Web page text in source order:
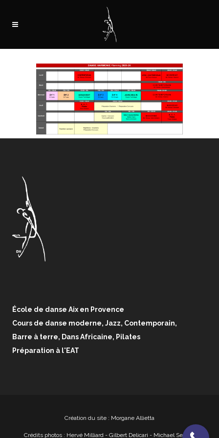
École de danse Aix en Provence
Cours de danse moderne, Jazz, Contemporain,
Barre à terre, Dans Africaine, Pilates
Préparation à l'EAT
Création du site : Morgane Allietta
Crédits photos : Hervé Milliard - Gilbert Delicari - Michael Serfaty